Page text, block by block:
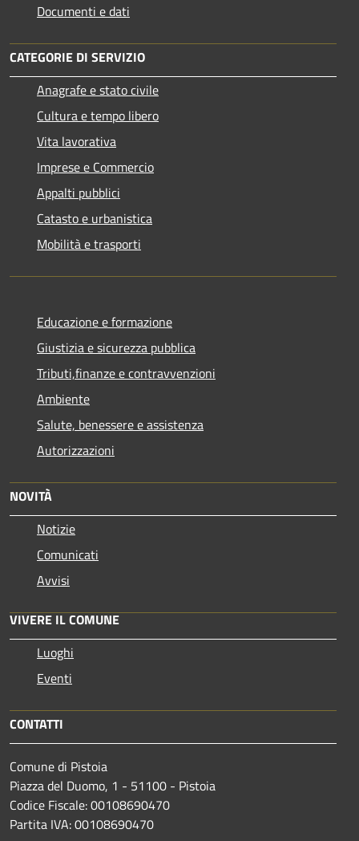
Documenti e dati
CATEGORIE DI SERVIZIO
Anagrafe e stato civile
Cultura e tempo libero
Vita lavorativa
Imprese e Commercio
Appalti pubblici
Catasto e urbanistica
Mobilità e trasporti
Educazione e formazione
Giustizia e sicurezza pubblica
Tributi,finanze e contravvenzioni
Ambiente
Salute, benessere e assistenza
Autorizzazioni
NOVITÀ
Notizie
Comunicati
Avvisi
VIVERE IL COMUNE
Luoghi
Eventi
CONTATTI
Comune di Pistoia
Piazza del Duomo, 1 - 51100 - Pistoia
Codice Fiscale: 00108690470
Partita IVA: 00108690470